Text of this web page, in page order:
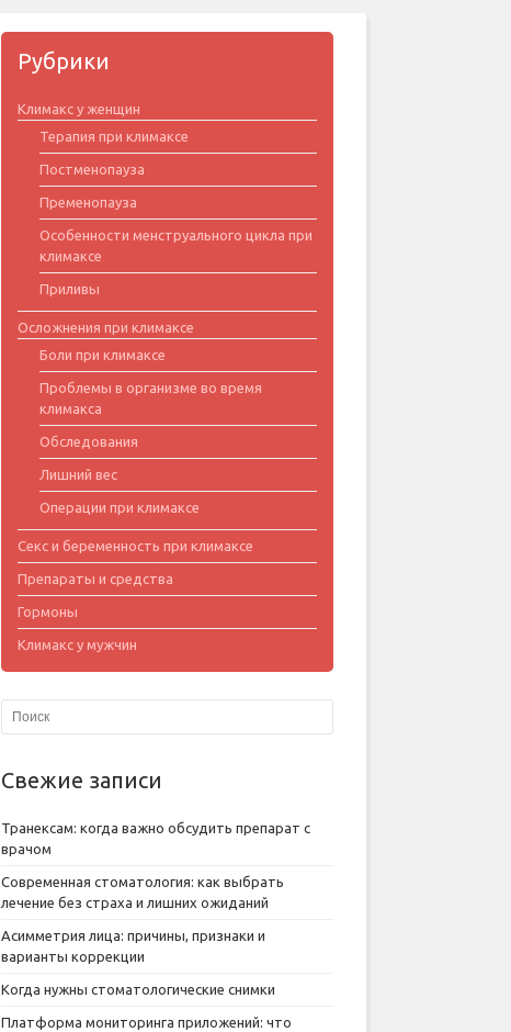
Рубрики
Климакс у женщин
Терапия при климаксе
Постменопауза
Пременопауза
Особенности менструального цикла при
климаксе
Приливы
Осложнения при климаксе
Боли при климаксе
Проблемы в организме во время
климакса
Обследования
Лишний вес
Операции при климаксе
Секс и беременность при климаксе
Препараты и средства
Гормоны
Климакс у мужчин
Свежие записи
Транексам: когда важно обсудить препарат с
врачом
Современная стоматология: как выбрать
лечение без страха и лишних ожиданий
Асимметрия лица: причины, признаки и
варианты коррекции
Когда нужны стоматологические снимки
Платформа мониторинга приложений: что